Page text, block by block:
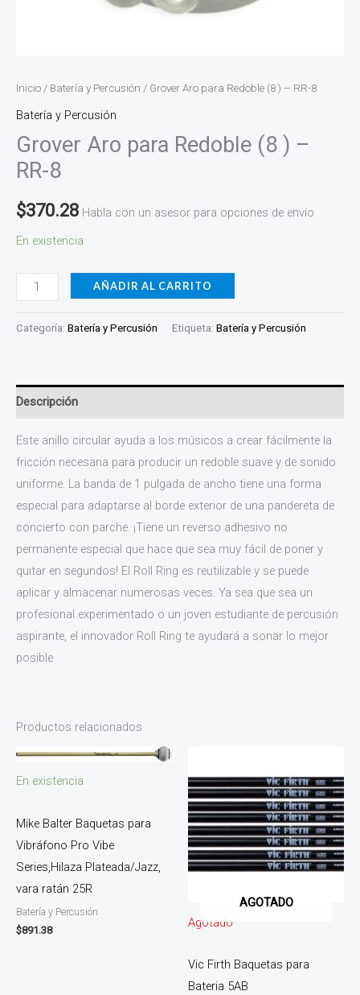
Inicio / Batería y Percusión / Grover Aro para Redoble (8 ) – RR-8
Batería y Percusión
Grover Aro para Redoble (8 ) –
RR-8
$370.28 Habla con un asesor para opciones de envío
En existencia
AÑADIR AL CARRITO
Categoría: Batería y Percusión Etiqueta: Batería y Percusión
Descripción
Este anillo circular ayuda a los músicos a crear fácilmente la
fricción necesaria para producir un redoble suave y de sonido
uniforme. La banda de 1 pulgada de ancho tiene una forma
especial para adaptarse al borde exterior de una pandereta de
concierto con parche. ¡Tiene un reverso adhesivo no
permanente especial que hace que sea muy fácil de poner y
quitar en segundos! El Roll Ring es reutilizable y se puede
aplicar y almacenar numerosas veces. Ya sea que sea un
profesional experimentado o un joven estudiante de percusión
aspirante, el innovador Roll Ring te ayudará a sonar lo mejor
posible
Productos relacionados
En existencia
Mike Balter Baquetas para
Vibráfono Pro Vibe
Series,Hilaza Plateada/Jazz,
vara ratán 25R
Batería y Percusión
$891.38
AGOTADO
Agotado
Vic Firth Baquetas para
Bateria 5AB